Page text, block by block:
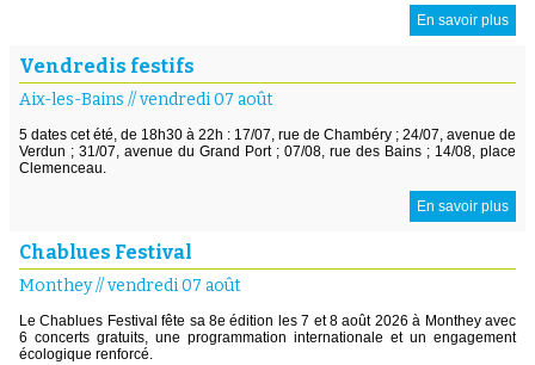
En savoir plus
Vendredis festifs
Aix-les-Bains //vendredi 07 août
5 dates cet été, de 18h30 à 22h : 17/07, rue de Chambéry ; 24/07, avenue de
Verdun ; 31/07, avenue du Grand Port ; 07/08, rue des Bains ; 14/08, place
Clemenceau.
En savoir plus
Chablues Festival
Monthey//vendredi 07 août
Le Chablues Festival fête sa 8e édition les 7 et 8 août 2026 à Monthey avec
6 concerts gratuits, une programmation internationale et un engagement
écologique renforcé.